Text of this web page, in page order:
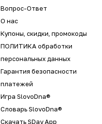
Вопрос-Ответ
О нас
Купоны, скидки, промокоды
ПОЛИТИКА обработки
персональных данных
Гарантия безопасности
платежей
Игра SlovoDna®
Словарь SlovoDna®
Скачать SDay App